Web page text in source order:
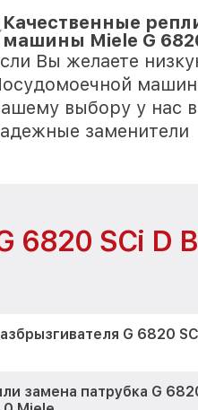
Качественные
машины Miele G
Вы желаете
выбору у нас
заменители
6820 SCi D
G 6820
замена патрубка G